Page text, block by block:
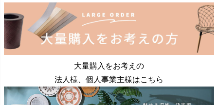
大量購入をお考えの
法人様、個人事業主様はこちら